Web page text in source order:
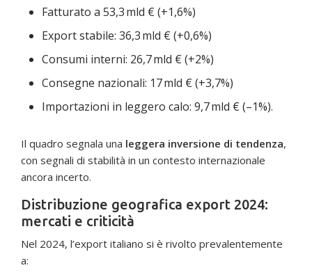
Fatturato a 53,3 mld € (+1,6%)
Export stabile: 36,3 mld € (+0,6%)
Consumi interni: 26,7 mld € (+2%)
Consegne nazionali: 17 mld € (+3,7%)
Importazioni in leggero calo: 9,7 mld € (–1%).
Il quadro segnala una leggera inversione di tendenza,
con segnali di stabilità in un contesto internazionale
ancora incerto.
Distribuzione geografica export 2024:
mercati e criticità
Nel 2024, l’export italiano si è rivolto prevalentemente
a: